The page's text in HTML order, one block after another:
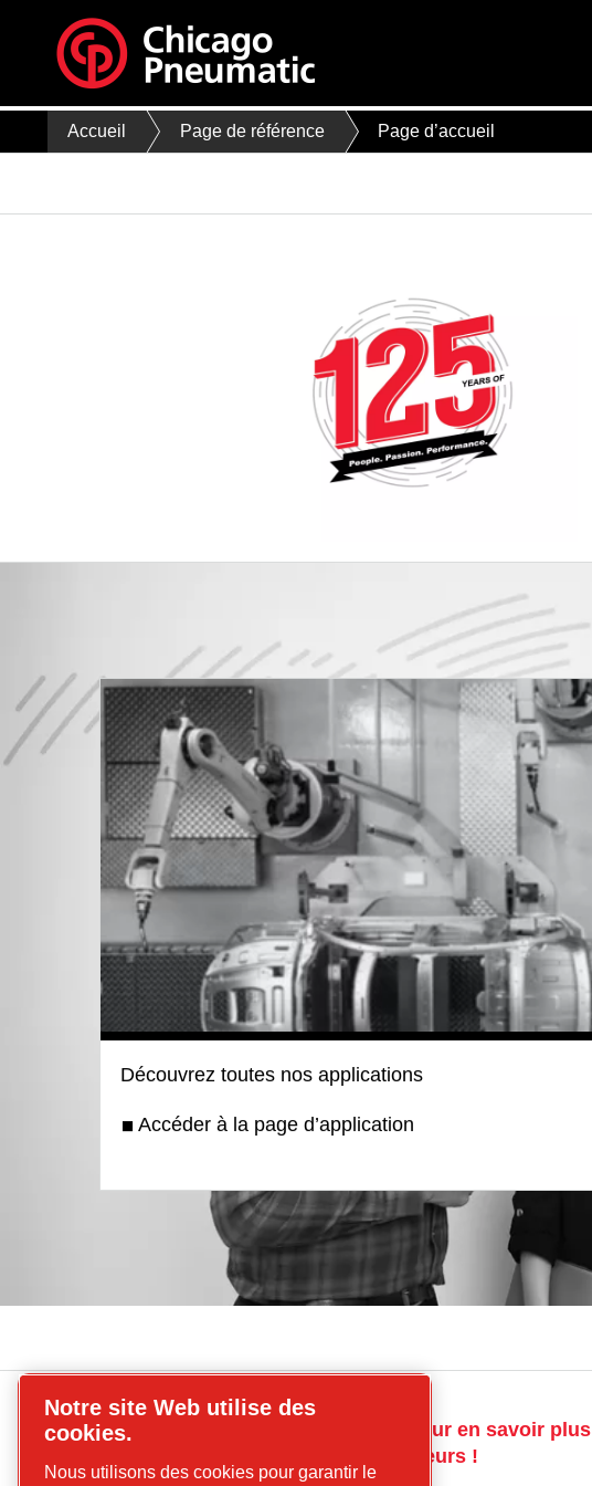
Accueil Page de référence Page d’accueil
Découvrez toutes nos applications
Accéder à la page d’application
Compresseurs
Contactez-nous pour en savoir plus
sur nos compresseurs !
Notre site Web utilise des
cookies.
Nous utilisons des cookies pour garantir le